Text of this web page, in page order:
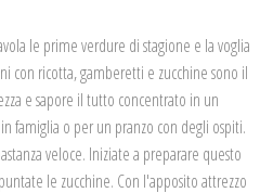
le prime verdure di stagione e la voglia
con ricotta, gamberetti e zucchine sono il
e sapore il tutto concentrato in un
famiglia o per un pranzo con degli ospiti.
veloce. Iniziate a preparare questo
le zucchine. Con l'apposito attrezzo